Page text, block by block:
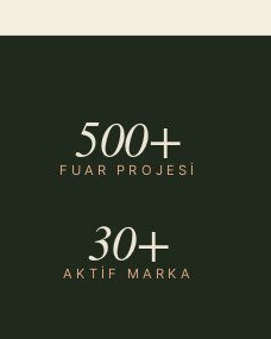
500+
FUAR PROJESI
30+
AKTIF MARKA